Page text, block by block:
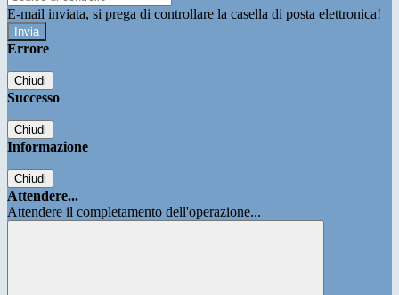
E-mail inviata, si prega di controllare la casella di posta elettronica!
Errore
Chiudi
Successo
Chiudi
Informazione
Chiudi
Attendere...
Attendere il completamento dell'operazione...